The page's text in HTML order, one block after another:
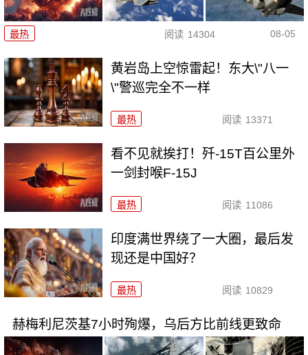
最热 阅读 14304 08-05
黄岩岛上空惊雷起！东大\"八一
\"警巡完全不一样
最热 阅读 13371
看不见就挨打！歼-15T百公里外
一剑封喉F-15J
最热 阅读 11086
印度满世界绕了一大圈，最后发
现还是中国好？
最热 阅读 10829
赫梅利尼茨基7小时殉爆，乌后方比前线更致命